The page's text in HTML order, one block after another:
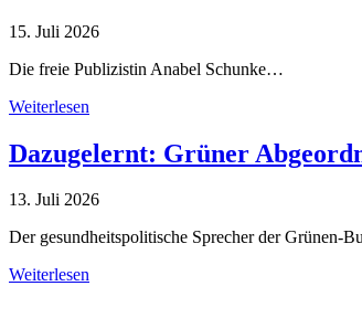
15. Juli 2026
Die freie Publizistin Anabel Schunke…
Weiterlesen
Dazugelernt: Grüner
13. Juli 2026
Der gesundheitspolitische Sprecher der Grünen-
Weiterlesen